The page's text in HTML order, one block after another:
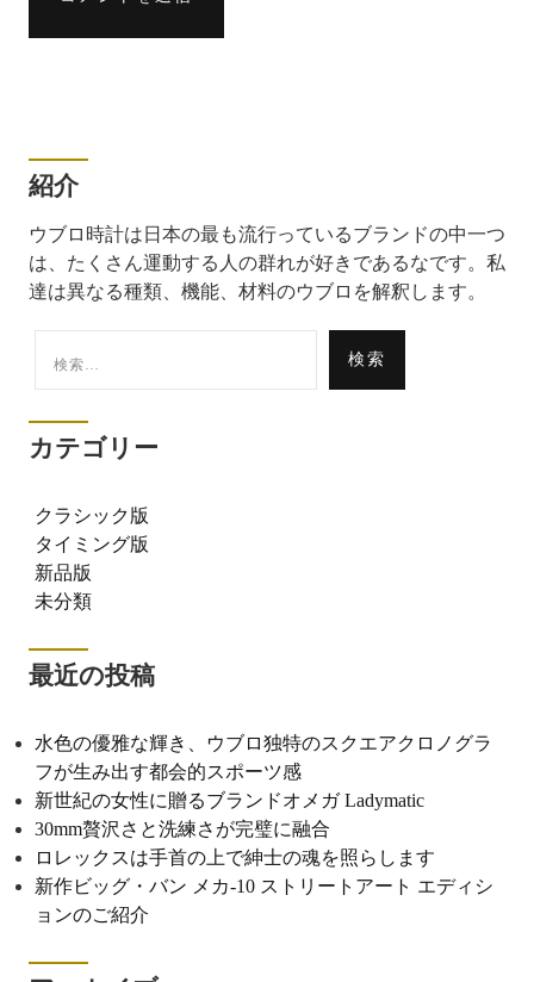
紹介
ウブロ時計は日本の最も流行っているブランドの中一つ
は、たくさん運動する人の群れが好きであるなです。私
達は異なる種類、機能、材料のウブロを解釈します。
索:
カテゴリー
クラシック版
タイミング版
新品版
未分類
最近の投稿
水色の優雅な輝き、ウブロ独特のスクエアクロノグラ
フが生み出す都会的スポーツ感
新世紀の女性に贈るブランドオメガ Ladymatic
30mm贅沢さと洗練さが完璧に融合
ロレックスは手首の上で紳士の魂を照らします
新作ビッグ・バン メカ-10 ストリートアート エディシ
ョンのご紹介